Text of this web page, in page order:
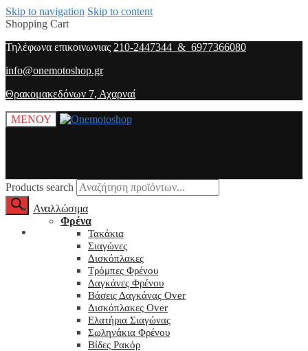
Skip to navigation Skip to content
Shopping Cart
Τηλέφωνα επικοινωνιας 210-2447344 & 6977366080
info@onemotoshop.gr
Θρακομακεδόνων 7, Αχαρναί
ΜΕΝΟΥ
Products search
O λογαριασμός μου
Αναλλώσιμα
Φρένα
Τακάκια
Σιαγώνες
Δισκόπλακες
Τρόμπες Φρένου
Δαγκάνες Φρένου
Βάσεις Δαγκάνας Over
Δισκόπλακες Over
Ελατήρια Σιαγώνας
Σωληνάκια Φρένου
Βίδες Ρακόρ